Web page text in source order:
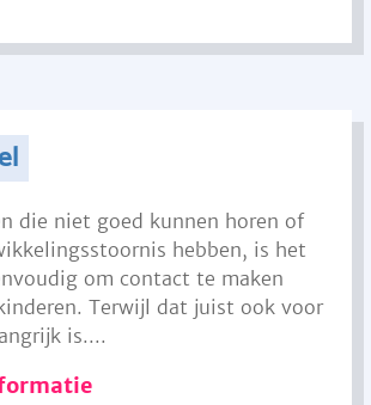
die niet goed kunnen horen of
hebben, is het
om contact te maken
Terwijl dat juist ook voor
is....